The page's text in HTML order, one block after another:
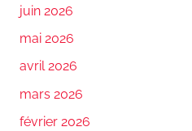
juin 2026
mai 2026
avril 2026
mars 2026
février 2026